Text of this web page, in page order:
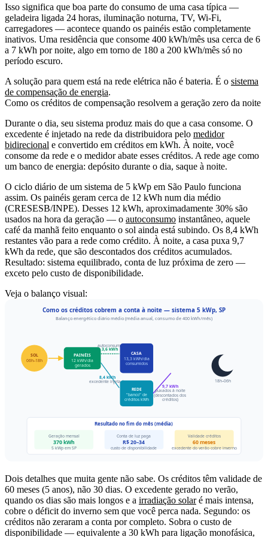
Isso significa que boa parte do consumo de uma casa típica —
geladeira ligada 24 horas, iluminação noturna, TV, Wi-Fi,
carregadores — acontece quando os painéis estão completamente
inativos. Uma residência que consome 400 kWh/mês usa cerca de 6
a 7 kWh por noite, algo em torno de 180 a 200 kWh/mês só no
período escuro.
A solução para quem está na rede elétrica não é bateria. É o sistema
de compensação de energia.
Como os créditos de compensação resolvem a geração zero da noite
Durante o dia, seu sistema produz mais do que a casa consome. O
excedente é injetado na rede da distribuidora pelo medidor
bidirecional e convertido em créditos em kWh. À noite, você
consome da rede e o medidor abate esses créditos. A rede age como
um banco de energia: depósito durante o dia, saque à noite.
O ciclo diário de um sistema de 5 kWp em São Paulo funciona
assim. Os painéis geram cerca de 12 kWh num dia médio
(CRESESB/INPE). Desses 12 kWh, aproximadamente 30% são
usados na hora da geração — o autoconsumo instantâneo, aquele
café da manhã feito enquanto o sol ainda está subindo. Os 8,4 kWh
restantes vão para a rede como crédito. À noite, a casa puxa 9,7
kWh da rede, que são descontados dos créditos acumulados.
Resultado: sistema equilibrado, conta de luz próxima de zero —
exceto pelo custo de disponibilidade.
Veja o balanço visual:
Dois detalhes que muita gente não sabe. Os créditos têm validade de
60 meses (5 anos), não 30 dias. O excedente gerado no verão,
quando os dias são mais longos e a irradiação solaré mais intensa,
cobre o déficit do inverno sem que você perca nada. Segundo: os
créditos não zeraram a conta por completo. Sobra o custo de
disponibilidade — equivalente a 30 kWh para ligação monofásica,